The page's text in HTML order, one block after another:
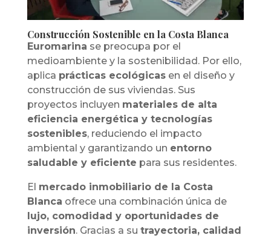
Construcción Sostenible en la Costa Blanca
Euromarina se preocupa por el
medioambiente y la sostenibilidad. Por ello,
aplica prácticas ecológicasen el diseño y
construcción de sus viviendas. Sus
proyectos incluyen materiales de alta
eficiencia energética y tecnologías
sostenibles, reduciendo el impacto
ambiental y garantizando un entorno
saludable y eficiente para sus residentes.
El mercado inmobiliario de la Costa
Blanca ofrece una combinación única de
lujo, comodidad y oportunidades de
inversión. Gracias a su trayectoria, calidad